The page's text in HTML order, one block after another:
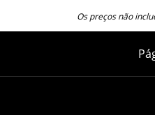
Os preços não